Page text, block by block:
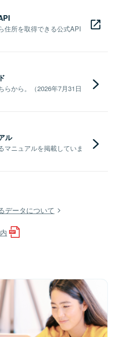
住所を取得できる公式API
らから。（2026年7月31日
ル
マニュアルを掲載していま
データについて